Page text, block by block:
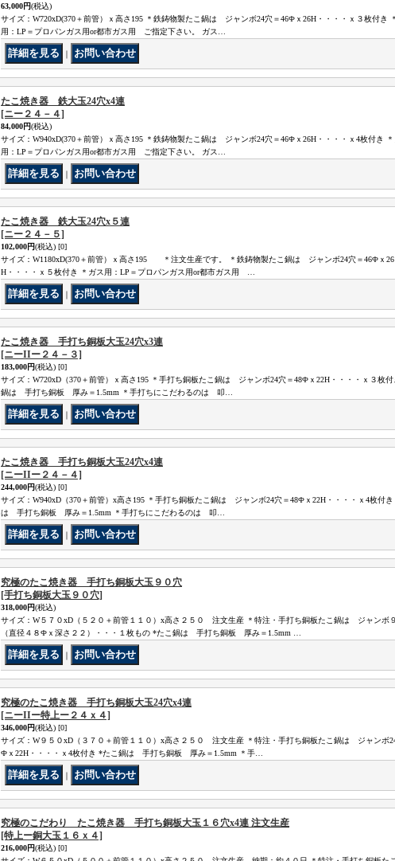
63,000円(税込)
サイズ：W720xD(370＋前管）ｘ高さ195 ＊鉄鋳物製たこ鍋は ジャンボ24穴＝46Фｘ26H・・・・ｘ３枚付き
用：LP＝プロパンガス用or都市ガス用 ご指定下さい。 ガス…
｜
たこ焼き器 鉄大玉24穴x4連
[ニー２４－４]
84,000円(税込)
サイズ：W940xD(370＋前管）ｘ高さ195 ＊鉄鋳物製たこ鍋は ジャンボ24穴＝46Фｘ26H・・・・ｘ4枚付き ＊
用：LP＝プロパンガス用or都市ガス用 ご指定下さい。 ガス…
｜
たこ焼き器 鉄大玉24穴x５連
[ニー２４－５]
102,000円(税込) [0]
サイズ：W1180xD(370＋前管）ｘ高さ195 ＊注文生産です。 ＊鉄鋳物製たこ鍋は ジャンボ24穴＝46Фｘ26
H・・・・ｘ５枚付き ＊ガス用：LP＝プロパンガス用or都市ガス用 …
｜
たこ焼き器 手打ち銅板大玉24穴x3連
[ニーIIー２４－３]
183,000円(税込) [0]
サイズ：W720xD（370＋前管）ｘ高さ195 ＊手打ち銅板たこ鍋は ジャンボ24穴＝48Фｘ22H・・・・ｘ３枚付
鍋は 手打ち銅板 厚み＝1.5mm ＊手打ちにこだわるのは 叩…
｜
たこ焼き器 手打ち銅板大玉24穴x4連
[ニーIIー２４－４]
244,000円(税込) [0]
サイズ：W940xD（370＋前管）x高さ195 ＊手打ち銅板たこ鍋は ジャンボ24穴＝48Фｘ22H・・・・ｘ4枚付
は 手打ち銅板 厚み＝1.5mm ＊手打ちにこだわるのは 叩…
｜
究極のたこ焼き器 手打ち銅板大玉９０穴
[手打ち銅板大玉９０穴]
318,000円(税込)
サイズ：W５７０xD（５２０＋前管１１０）x高さ２５０ 注文生産 ＊特注・手打ち銅板たこ鍋は ジャンボ
（直径４８Фｘ深さ２２）・・・１枚もの *たこ鍋は 手打ち銅板 厚み＝1.5mm …
｜
究極のたこ焼き器 手打ち銅板大玉24穴x4連
[ニーIIー特上ー２４ｘ４]
346,000円(税込) [0]
サイズ：W９５０xD（３７０＋前管１１０）x高さ２５０ 注文生産 ＊特注・手打ち銅板たこ鍋は ジャンボ
Фｘ22H・・・・ｘ4枚付き *たこ鍋は 手打ち銅板 厚み＝1.5mm ＊手…
｜
究極のこだわり たこ焼き器 手打ち銅板大玉１６穴x4連 注文生産
[特上ー銅大玉１６ｘ４]
216,000円(税込) [0]